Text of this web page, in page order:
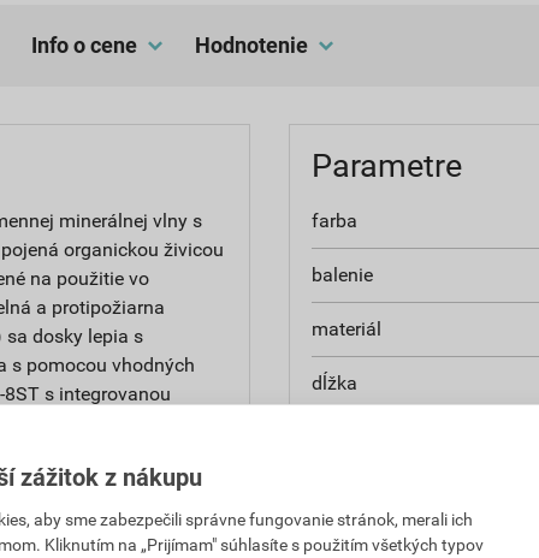
Info o cene hodnotenie
minerálnej vlny s
organickou živicou
na použitie vo
a protipožiarna
dosky lepia s
s pomocou vhodných
s integrovanou
na fasády bytových
Parametre
farba
balenie
materiál
dĺžka
rozmery
zážitok z nákupu
aby sme zabezpečili správne fungovanie stránok, merali ich
Kliknutím na „Prijímam" súhlasíte s použitím všetkých typov